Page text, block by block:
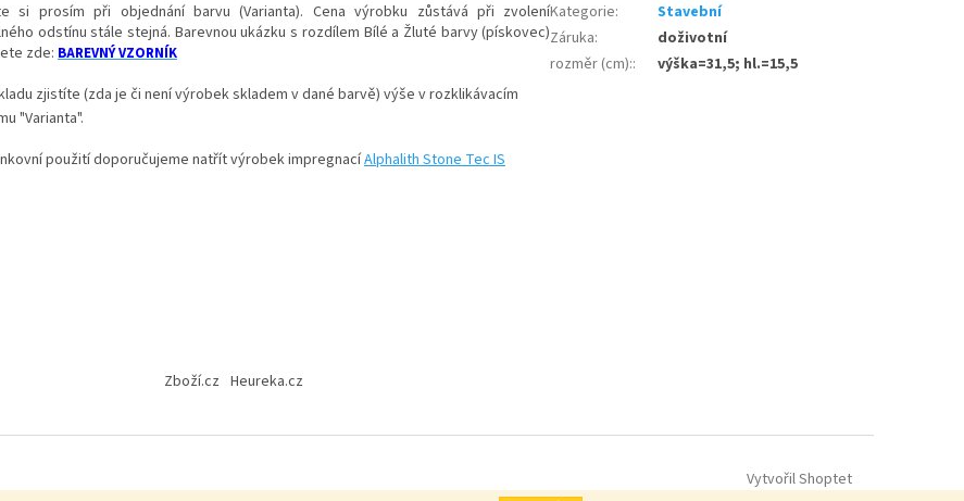
si prosím při objednání barvu (Varianta). Cena výrobku zůstává při zvolení
odstínu stále stejná. Barevnou ukázku s rozdílem Bílé a Žluté barvy (pískovec)
zde: BAREVNÝ VZORNÍK
zjistíte (zda je či není výrobek skladem v dané barvě) výše v rozklikávacím
"Varianta".
použití doporučujeme natřít výrobek impregnacíAlphalith Stone Tec IS
Kategorie:
Stavební
Záruka:
doživotní
rozměr (cm):: výška=31,5; hl.=15,5
Zboží.cz Heureka.cz
Vytvořil Shoptet